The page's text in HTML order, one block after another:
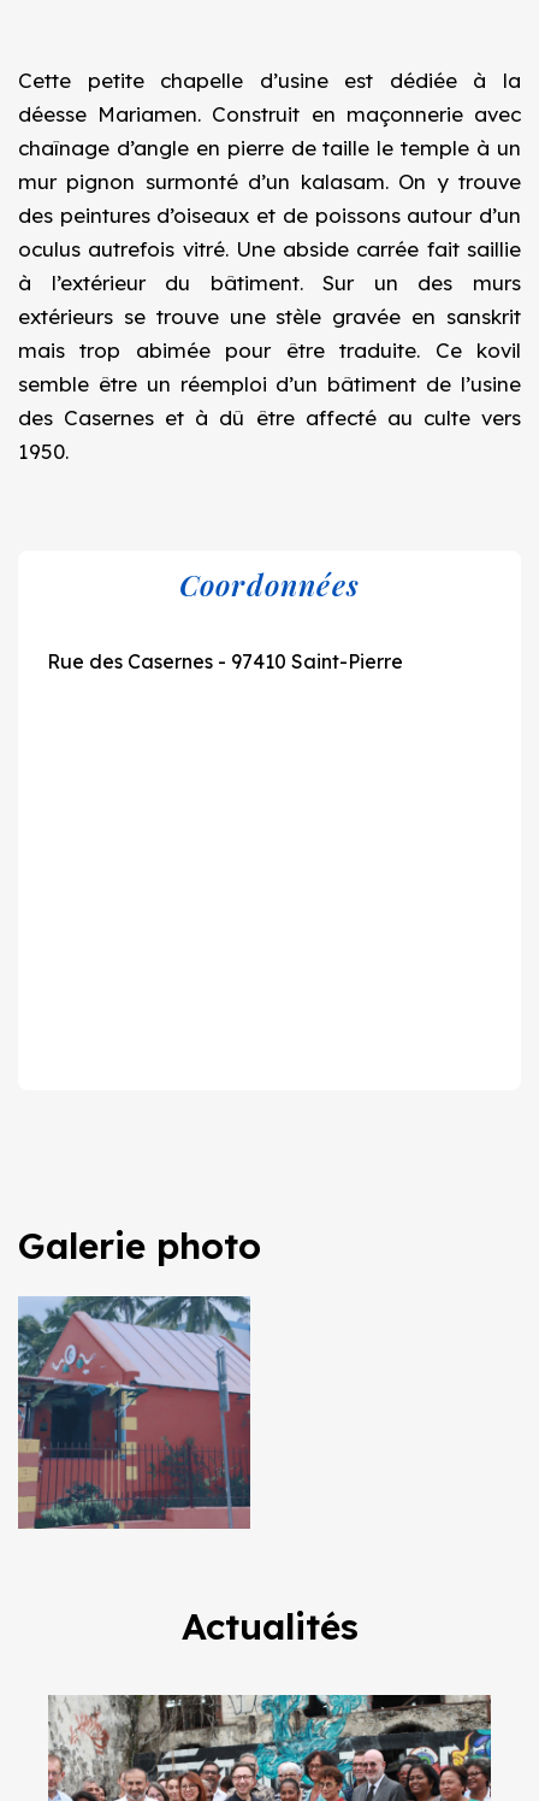
Cette petite chapelle d’usine est dédiée à la
déesse Mariamen. Construit en maçonnerie avec
chaînage d’angle en pierre de taille le temple à un
mur pignon surmonté d’un kalasam. On y trouve
des peintures d’oiseaux et de poissons autour d’un
oculus autrefois vitré. Une abside carrée fait saillie
à l’extérieur du bâtiment. Sur un des murs
extérieurs se trouve une stèle gravée en sanskrit
mais trop abimée pour être traduite. Ce kovil
semble être un réemploi d’un bâtiment de l’usine
des Casernes et à dû être affecté au culte vers
1950.
Coordonnées
Rue des Casernes - 97410 Saint-Pierre
Galerie photo
Actualités